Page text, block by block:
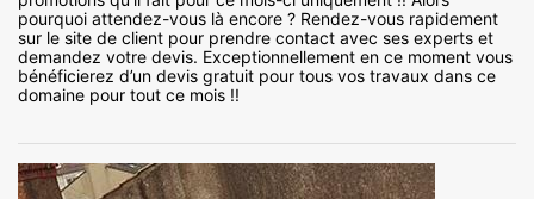
pourquoi attendez-vous là encore ? Rendez-vous rapidement
sur le site de client pour prendre contact avec ses experts et
demandez votre devis. Exceptionnellement en ce moment vous
bénéficierez d’un devis gratuit pour tous vos travaux dans ce
domaine pour tout ce mois !!